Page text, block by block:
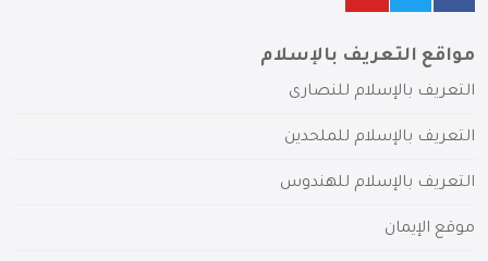
مواقع التعريف بالإسلام
التعريف بالإسلام للنصارى
التعريف بالإسلام للملحدين
التعريف بالإسلام للهندوس
موقع الإيمان